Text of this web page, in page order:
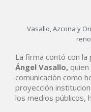
Vasallo, Azcona y
La firma contó con la
Ángel Vasallo,
comunicación como
proyección
los medios públicos,